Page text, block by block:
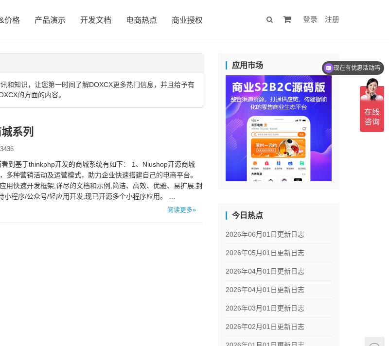
价格 产品演示 开发文档 电商热点 商业授权 登录 注册
和知识，让您第一时间了解DOXCX更多热门信息，并且给予有
的方面的内容。
系列
到基于thinkphp开发的商城系统有如下： 1、Niushop开源商城
多种营销活动及运营模式，助力企业快速搭建自己的电商平台。
用快速开发框架,详尽的文档和示例,简洁、高效、优雅、易扩展,封
小程序/公众号/轻应用开发,现已开源多个小程序应用。 …
阅读更多»
应用市场
今日热点
2026年06月01日更新日志
2026年05月01日更新日志
2026年04月01日更新日志
2026年04月01日更新日志
2026年03月01日更新日志
2026年02月01日更新日志
现在有优惠活动吗